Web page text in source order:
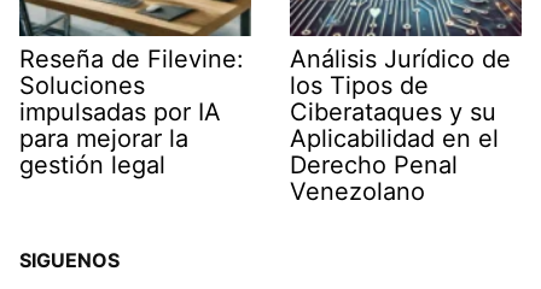
Reseña de Filevine:
Soluciones
impulsadas por IA
para mejorar la
gestión legal
Análisis Jurídico de
los Tipos de
Ciberataques y su
Aplicabilidad en el
Derecho Penal
Venezolano
SIGUENOS